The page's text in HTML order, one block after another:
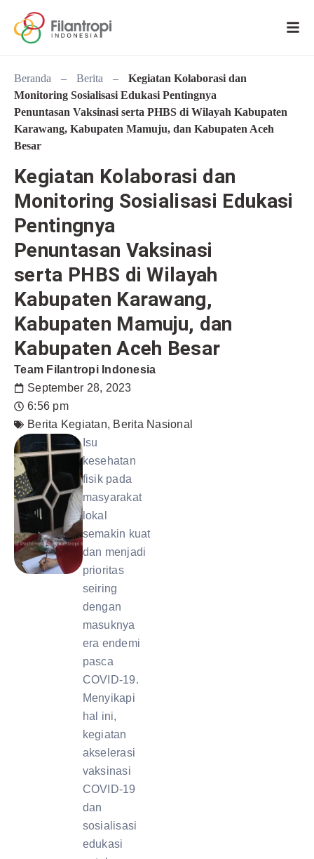
Beranda – Berita –
Kegiatan Kolaborasi dan
Monitoring Sosialisasi Edukasi Pentingnya
Penuntasan Vaksinasi serta PHBS di Wilayah Kabupaten
Karawang, Kabupaten Mamuju, dan Kabupaten Aceh
Besar
Kegiatan Kolaborasi dan
Monitoring Sosialisasi Edukasi
Pentingnya
Penuntasan Vaksinasi
serta PHBS di Wilayah
Kabupaten Karawang,
Kabupaten Mamuju, dan
Kabupaten Aceh Besar
Team Filantropi Indonesia
September 28, 2023
6:56 pm
Berita Kegiatan, Berita Nasional
Isu
kesehatan
fisik pada
masyarakat
lokal
semakin kuat
dan menjadi
prioritas
seiring
dengan
masuknya
era endemi
pasca
COVID-19.
Menyikapi
hal ini,
kegiatan
akselerasi
vaksinasi
COVID-19
dan
sosialisasi
edukasi